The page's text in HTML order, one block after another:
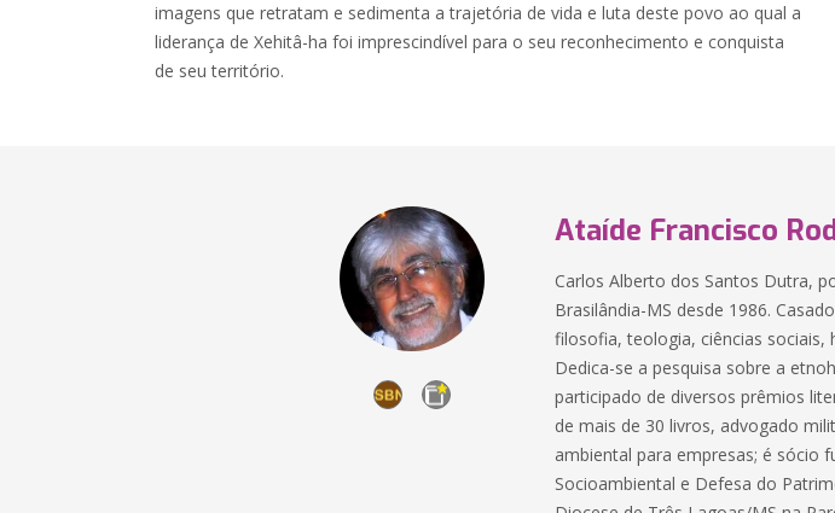
imagens que retratam e sedimenta a trajetória de vida e luta deste povo ao qual a
liderança de Xehitâ-ha foi imprescindível para o seu reconhecimento e conquista
de seu território.
Ataíde Francisco
Carlos Alberto dos Santos Dutra,
Brasilândia-MS desde 1986.
filosofia, teologia, ciências sociais,
Dedica-se a pesquisa sobre a
participado de diversos prêmios
de mais de 30 livros, advogado
ambiental para empresas; é sócio
Socioambiental e Defesa do